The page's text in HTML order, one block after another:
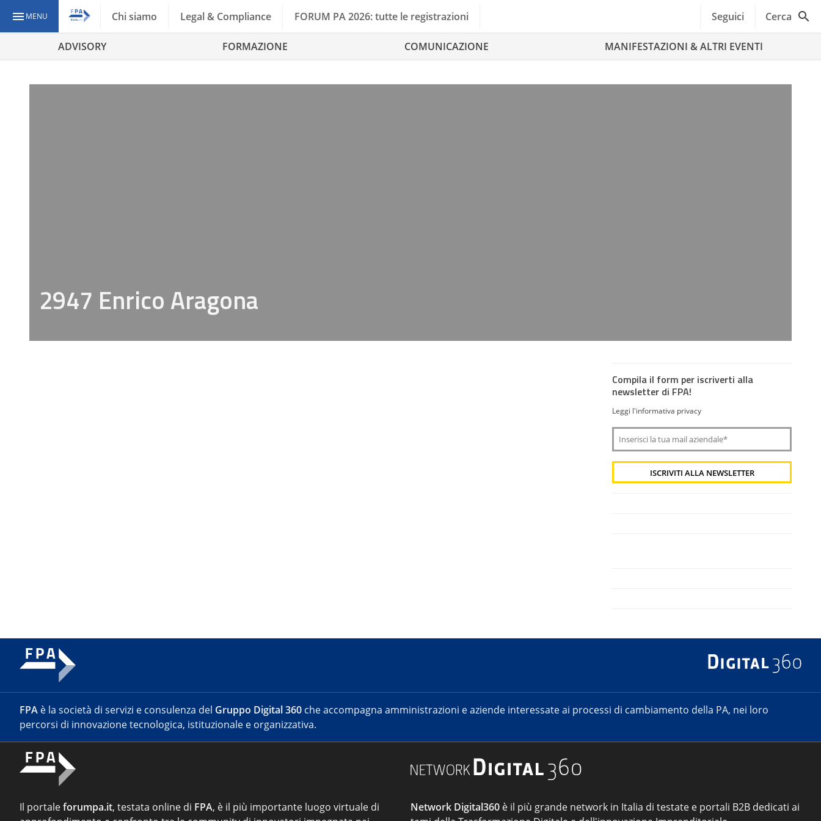
MENU Chi siamo Legal & Compliance FORUM PA 2026: tutte le registrazioni Seguici Cerca
ADVISORY FORMAZIONE COMUNICAZIONE MANIFESTAZIONI & ALTRI EVENTI
2947 Enrico Aragona
Compila il form per iscriverti alla
newsletter di FPA!
Leggi l'informativa privacy
FPA è la società di servizi e consulenza del Gruppo Digital 360 che accompagna amministrazioni e aziende interessate ai processi di cambiamento della PA, nei loro
percorsi di innovazione tecnologica, istituzionale e organizzativa.
Il portaleforumpa.it, testata online di FPA, è il più importante luogo virtuale di
Network Digital360 è il più grande network in Italia di testate e portali B2B dedicati ai